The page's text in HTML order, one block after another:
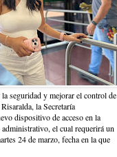
seguridad y mejorar el control de
la Secretaría
dispositivo de acceso en la
el cual requerirá un
24 de marzo, fecha en la que